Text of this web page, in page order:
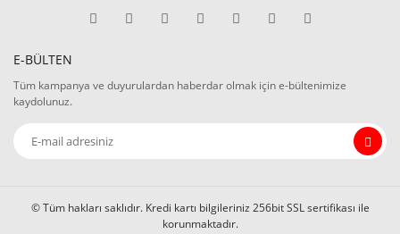
E-BÜLTEN
Tüm kampanya ve duyurulardan haberdar olmak için e-bültenimize
kaydolunuz.
© Tüm hakları saklıdır. Kredi kartı bilgileriniz 256bit SSL sertifikası ile
korunmaktadır.